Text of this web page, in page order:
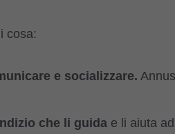
cosa:
e socializzare.
che li guida e li aiuta